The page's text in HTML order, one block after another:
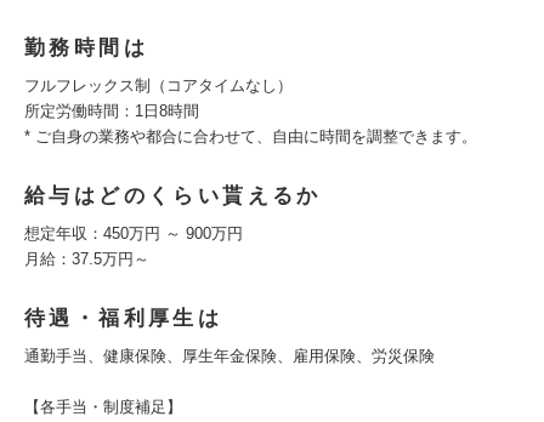
勤務時間は
フルフレックス制（コアタイムなし）
所定労働時間：1日8時間
* ご自身の業務や都合に合わせて、自由に時間を調整できます。
給与はどのくらい貰えるか
想定年収：450万円 ～ 900万円
月給：37.5万円～
待遇・福利厚生は
通勤手当、健康保険、厚生年金保険、雇用保険、労災保険
【各手当・制度補足】